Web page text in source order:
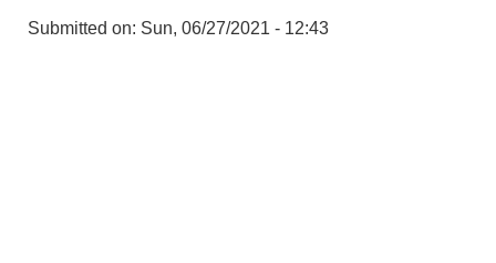
Submitted on: Sun, 06/27/2021 - 12:43